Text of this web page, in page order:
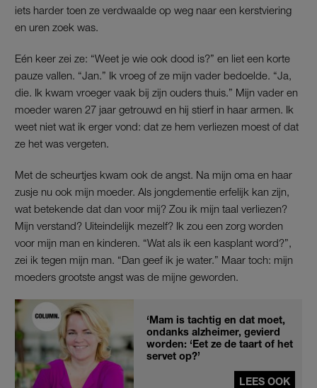
iets harder toen ze verdwaalde op weg naar een kerstviering
en uren zoek was.
Eén keer zei ze: “Weet je wie ook dood is?” en liet een korte
pauze vallen. “Jan.” Ik vroeg of ze mijn vader bedoelde. “Ja,
die. Ik kwam vroeger vaak bij zijn ouders thuis.” Mijn vader en
moeder waren 27 jaar getrouwd en hij stierf in haar armen. Ik
weet niet wat ik erger vond: dat ze hem verliezen moest of dat
ze het was vergeten.
Met de scheurtjes kwam ook de angst. Na mijn oma en haar
zusje nu ook mijn moeder. Als jongdementie erfelijk kan zijn,
wat betekende dat dan voor mij? Zou ik mijn taal verliezen?
Mijn verstand? Uiteindelijk mezelf? Ik zou een zorg worden
voor mijn man en kinderen. “Wat als ik een kasplant word?”,
zei ik tegen mijn man. “Dan geef ik je water.” Maar toch: mijn
moeders grootste angst was de mijne geworden.
‘Mam is tachtig en dat moet,
ondanks alzheimer, gevierd
worden: ‘Eet ze de taart of het
servet op?’
LEES OOK